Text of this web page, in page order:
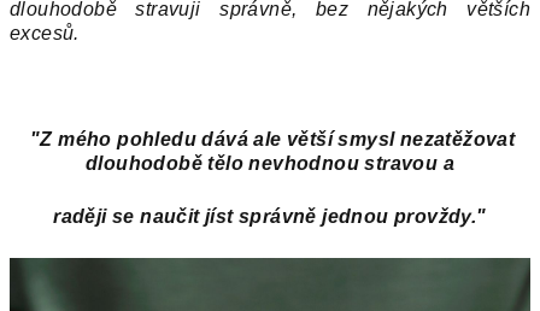
dlouhodobě stravuji správně, bez nějakých větších
excesů.
"Z mého pohledu dává ale větší smysl nezatěžovat
dlouhodobě tělo nevhodnou stravou a
raději se naučit jíst správně jednou provždy."